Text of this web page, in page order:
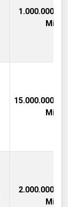
1.000.000,00
Mill €
15.000.000,00
Mill €
2.000.000,00
Mill €